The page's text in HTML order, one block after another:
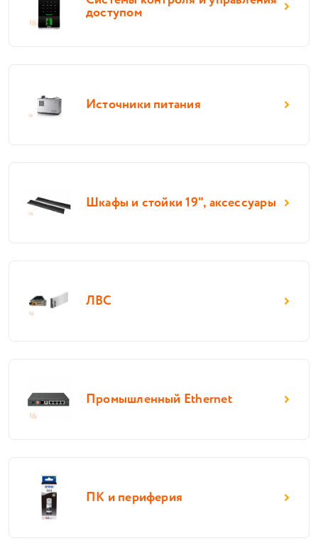
доступом
Источники питания
Шкафы и стойки 19", аксессуары
ЛВС
Промышленный Ethernet
ПК и периферия